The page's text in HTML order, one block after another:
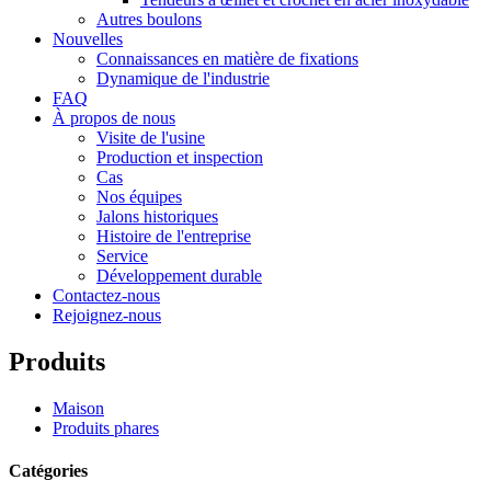
Autres boulons
Nouvelles
Connaissances en matière de fixations
Dynamique de l'industrie
FAQ
À propos de nous
Visite de l'usine
Production et inspection
Cas
Nos équipes
Jalons historiques
Histoire de l'entreprise
Service
Développement durable
Contactez-nous
Rejoignez-nous
Produits
Maison
Produits phares
Catégories